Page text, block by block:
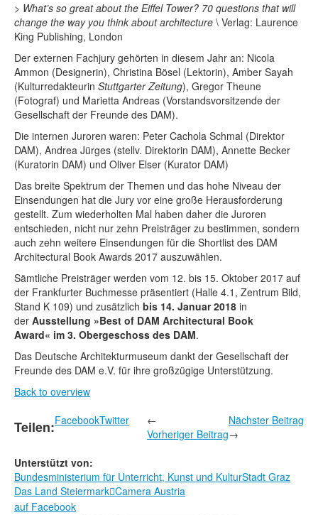
> What’s so great about the Eiffel Tower? 70 questions that will
change the way you think about architecture \ Verlag: Laurence
King Publishing, London
Der externen Fachjury gehörten in diesem Jahr an: Nicola
Ammon (Designerin), Christina Bösel (Lektorin), Amber Sayah
(Kulturredakteurin Stuttgarter Zeitung), Gregor Theune
(Fotograf) und Marietta Andreas (Vorstandsvorsitzende der
Gesellschaft der Freunde des DAM).
Die internen Juroren waren: Peter Cachola Schmal (Direktor
DAM), Andrea Jürges (stellv. Direktorin DAM), Annette Becker
(Kuratorin DAM) und Oliver Elser (Kurator DAM)
Das breite Spektrum der Themen und das hohe Niveau der
Einsendungen hat die Jury vor eine große Herausforderung
gestellt. Zum wiederholten Mal haben daher die Juroren
entschieden, nicht nur zehn Preisträger zu bestimmen, sondern
auch zehn weitere Einsendungen für die Shortlist des DAM
Architectural Book Awards 2017 auszuwählen.
Sämtliche Preisträger werden vom 12. bis 15. Oktober 2017 auf
der Frankfurter Buchmesse präsentiert (Halle 4.1, Zentrum Bild,
Stand K 109) und zusätzlich bis 14. Januar 2018 in
der Ausstellung »Best of DAM Architectural Book
Award« im 3. Obergeschoss des DAM.
Das Deutsche Architekturmuseum dankt der Gesellschaft der
Freunde des DAM e.V. für ihre großzügige Unterstützung.
Back to overview
Teilen:FacebookTwitter
←
Vorheriger Beitrag
Nächster Beitrag
→
Unterstützt von:
Bundesministerium für Unterricht, Kunst und KulturStadt Graz
Das Land SteiermarkCamera Austria
auf Facebook